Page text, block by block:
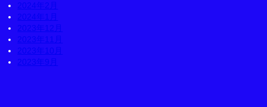
2024年2月
2024年1月
2023年12月
2023年11月
2023年10月
2023年9月